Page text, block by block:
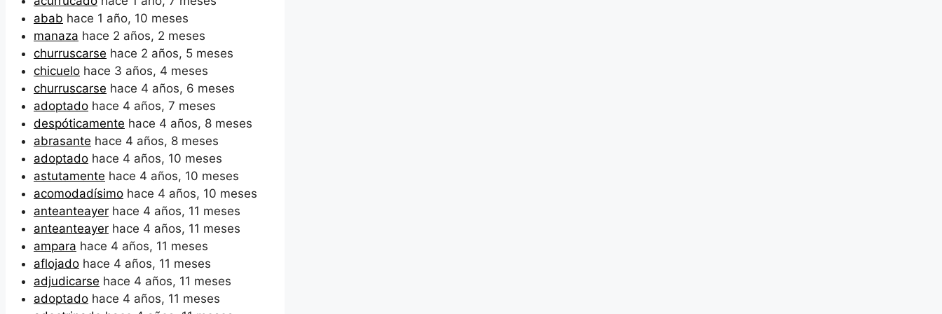
abab hace 1 año, 10 meses
manaza hace 2 años, 2 meses
churruscarse hace 2 años, 5 meses
chicuelo hace 3 años, 4 meses
churruscarse hace 4 años, 6 meses
adoptado hace 4 años, 7 meses
despóticamente hace 4 años, 8 meses
abrasante hace 4 años, 8 meses
adoptado hace 4 años, 10 meses
astutamente hace 4 años, 10 meses
acomodadísimo hace 4 años, 10 meses
anteanteayer hace 4 años, 11 meses
anteanteayer hace 4 años, 11 meses
ampara hace 4 años, 11 meses
aflojado hace 4 años, 11 meses
adjudicarse hace 4 años, 11 meses
adoptado hace 4 años, 11 meses